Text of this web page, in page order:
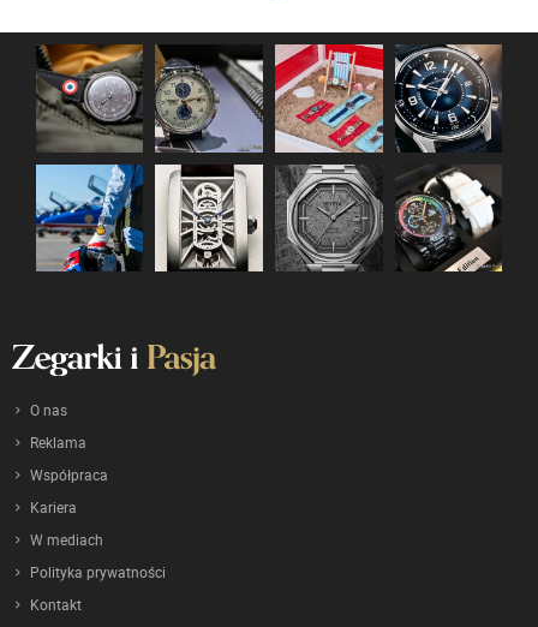
O nas
Reklama
Współpraca
Kariera
W mediach
Polityka prywatności
Kontakt